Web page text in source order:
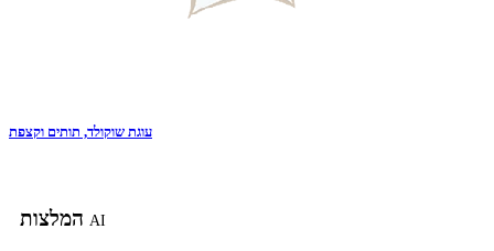
עוגת שוקולד, תותים וקצפת
AI